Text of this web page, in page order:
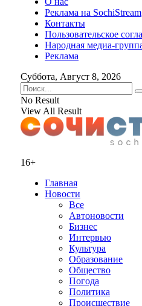
Реклама на SochiStream
Контакты
Пользовательское
Народная медиа-
Реклама
Суббота, Август 8, 2026
No Result
View All Result
16+
Главная
Новости
Все
Автоновости
Бизнес
Интервью
Культура
Образование
Общество
Погода
Политика
Происшествие